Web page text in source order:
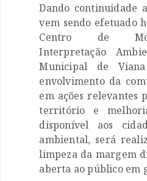
Dando continuidade
vem sendo efetuado
Centro de
Interpretação
Municipal de
envolvimento da
em ações relevantes
território e
disponível aos
ambiental, será
limpeza da margem
aberta ao público em